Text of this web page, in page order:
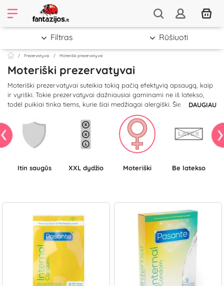
Prezervatyvai Moteriški prezervatyvai
Filtras Rūšiuoti
Moteriški prezervatyvai
Moteriški prezervatyvai suteikia tokią pačią efektyvią apsaugą, kaip
ir vyriški. Tokie prezervatyvai dažniausiai gaminami ne iš latekso,
todėl puikiai tinka tiems, kurie šiai medžiagai alergiški. Šie
prezervatyvai gali būti įdedami iš anksto, todėl nereikės nutraukti
malonumo. Puiki alternatyva nemėgstantiems standartinių
prezervatyvų ir norintiems išbandyti šį tą naujo.
DAUGIAU
Itin saugūs XXL dydžio Moteriški be latekso